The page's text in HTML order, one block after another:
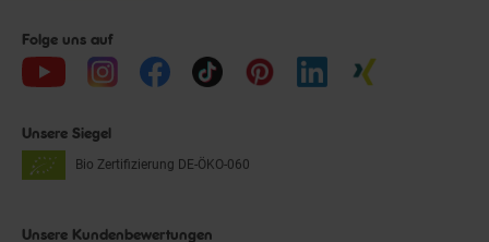
Folge uns auf
Unsere Siegel
Bio Zertifizierung DE-ÖKO-060
Unsere Kundenbewertungen